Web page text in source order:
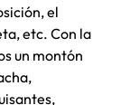
el
etc. Con la
un montón